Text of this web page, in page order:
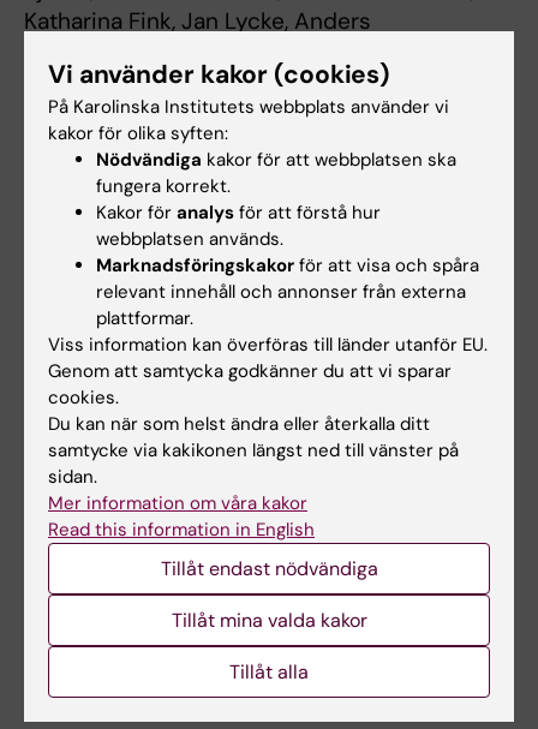
Katharina Fink, Jan Lycke, Anders
Annals of Neurology, published online 31
March 2016, DOI: 10.1002/ana.24651
Farmakologi Neurodegenerativa sjukdomar
Uppdaterad av:
Webb Admin 2016-04-15
Dela
Relaterade artiklar
Vi använder kakor (cookies)
På Karolinska Institutets webbplats använder vi
kakor för olika syften:
Nödvändiga kakor för att webbplatsen ska
fungera korrekt.
Kakor för analys för att förstå hur
webbplatsen används.
Marknadsföringskakor för att visa och spåra
relevant innehåll och annonser från externa
plattformar.
Viss information kan överföras till länder utanför EU.
Genom att samtycka godkänner du att vi sparar
cookies.
Du kan när som helst ändra eller återkalla ditt
samtycke via kakikonen längst ned till vänster på
sidan.
Mer information om våra kakor
Read this information in English
Tillåt endast nödvändiga
Tillåt mina valda kakor
Tillåt alla